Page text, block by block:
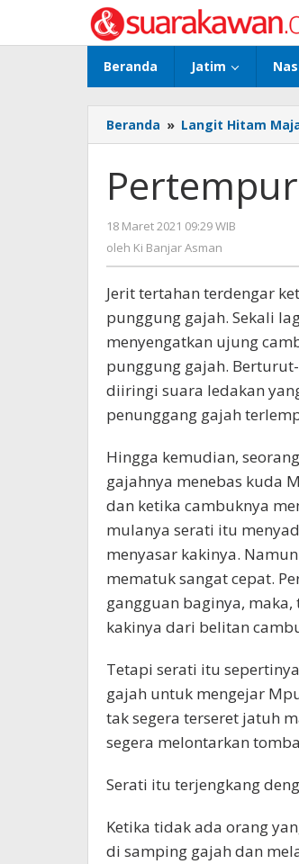
konten
Beranda Jatim
Beranda » Langit Hitam
18 Maret 2021 09:29 WIB
oleh Ki Banjar Asman
Jerit tertahan terdengar
punggung gajah. Sekali
menyengatkan ujung
punggung gajah.
diiringi suara ledakan
penunggang gajah
Hingga kemudian,
gajahnya menebas kuda
dan ketika cambuknya
mulanya serati itu
menyasar kakinya.
mematuk sangat cepat.
gangguan baginya,
kakinya dari belitan
Tetapi serati itu
gajah untuk mengejar
tak segera terseret jatuh
segera melontarkan
Serati itu terjengkang
Ketika tidak ada orang
di samping gajah dan